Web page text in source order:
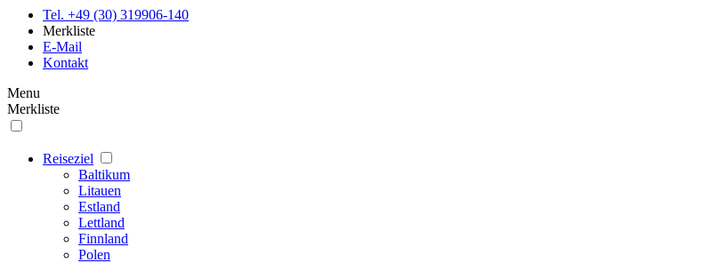
Tel. +49 (30) 319906-140
Merkliste
E-Mail
Kontakt
Menu
Merkliste
Reiseziel
Baltikum
Litauen
Estland
Lettland
Finnland
Polen